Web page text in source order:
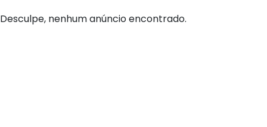
Desculpe, nenhum anúncio encontrado.